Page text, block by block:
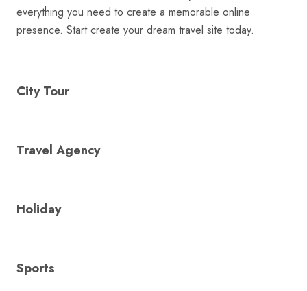
everything you need to create a memorable online
presence. Start create your dream travel site today.
City Tour
Travel Agency
Holiday
Sports